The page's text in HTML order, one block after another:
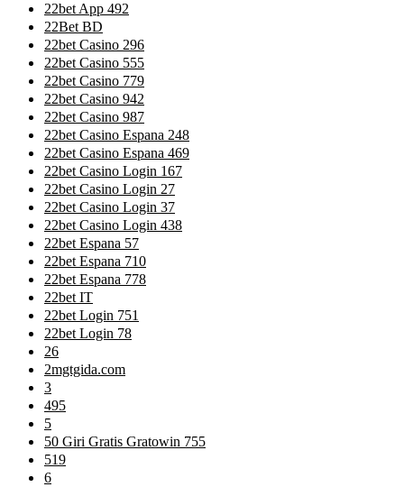
22bet App 492
22Bet BD
22bet Casino 296
22bet Casino 555
22bet Casino 779
22bet Casino 942
22bet Casino 987
22bet Casino Espana 248
22bet Casino Espana 469
22bet Casino Login 167
22bet Casino Login 27
22bet Casino Login 37
22bet Casino Login 438
22bet Espana 57
22bet Espana 710
22bet Espana 778
22bet IT
22bet Login 751
22bet Login 78
26
2mgtgida.com
3
495
5
50 Giri Gratis Gratowin 755
519
6